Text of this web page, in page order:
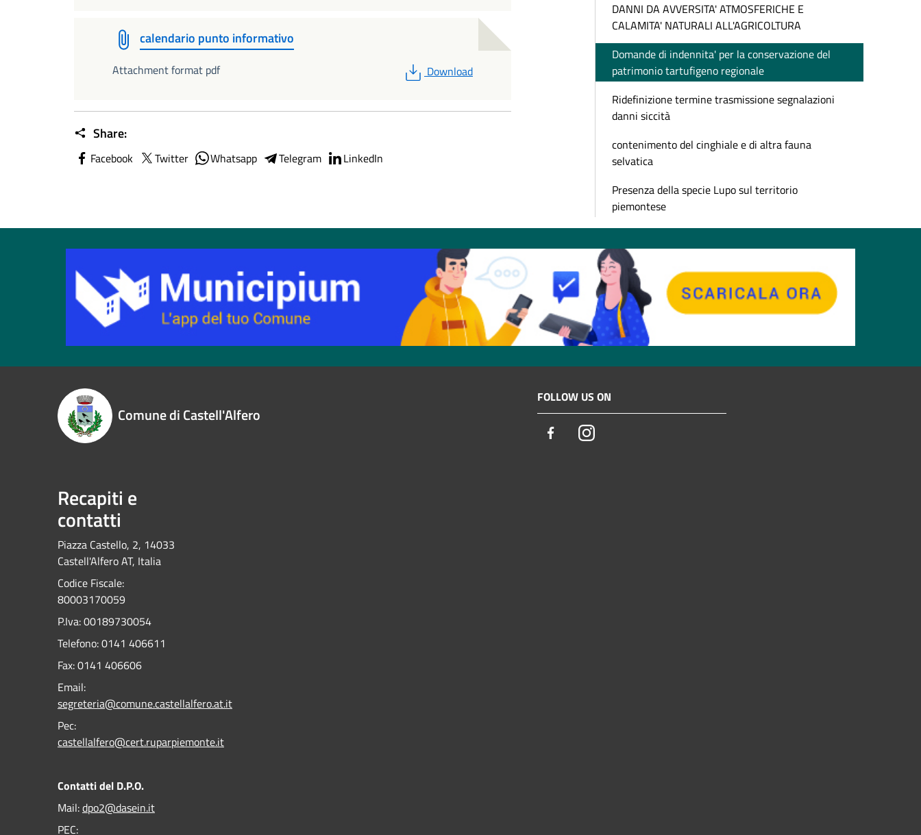
calendario punto informativo
Attachment format pdf PDF
Download
Share:
Facebook Twitter Whatsapp Telegram LinkedIn
DANNI DA AVVERSITA' ATMOSFERICHE E
CALAMITA' NATURALI ALL'AGRICOLTURA
Domande di indennita' per la conservazione del
patrimonio tartufigeno regionale
Ridefinizione termine trasmissione segnalazioni
danni siccità
contenimento del cinghiale e di altra fauna
selvatica
Presenza della specie Lupo sul territorio
piemontese
Comune di Castell'Alfero
FOLLOW US ON
FacebookInstagram
Recapiti e
contatti
Piazza Castello, 2, 14033
Castell'Alfero AT, Italia
Codice Fiscale:
80003170059
P.Iva: 00189730054
Telefono:0141 406611
Fax:0141 406606
Email:
segreteria@comune.castellalfero.at.it
Pec:
castellalfero@cert.ruparpiemonte.it
Contatti del D.P.O.
Mail:dpo2@dasein.it
PEC: